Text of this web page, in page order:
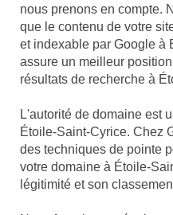
nous prenons en compte.
que le contenu de votre
et indexable par Google à
assure un meilleur
résultats de recherche à
L'autorité de domaine est
Étoile-Saint-Cyrice. Chez
des techniques de pointe
votre domaine à Étoile-
légitimité et son